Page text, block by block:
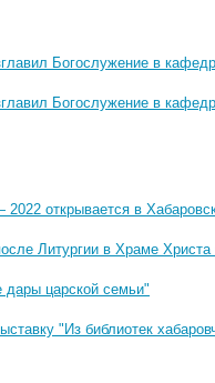
Богослужение в
Богослужение в
открывается в
Литургии в Храме Христа
дары царской семьи"
"Из библиотек